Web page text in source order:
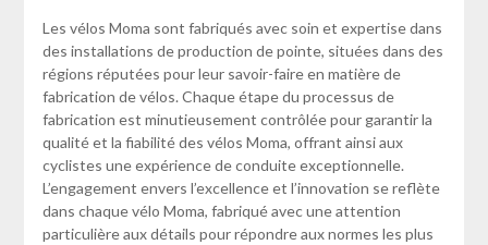
Les vélos Moma sont fabriqués avec soin et expertise dans
des installations de production de pointe, situées dans des
régions réputées pour leur savoir-faire en matière de
fabrication de vélos. Chaque étape du processus de
fabrication est minutieusement contrôlée pour garantir la
qualité et la fiabilité des vélos Moma, offrant ainsi aux
cyclistes une expérience de conduite exceptionnelle.
L’engagement envers l’excellence et l’innovation se reflète
dans chaque vélo Moma, fabriqué avec une attention
particulière aux détails pour répondre aux normes les plus